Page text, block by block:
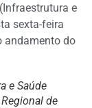
e
sexta-feira
andamento do
e Saúde
de